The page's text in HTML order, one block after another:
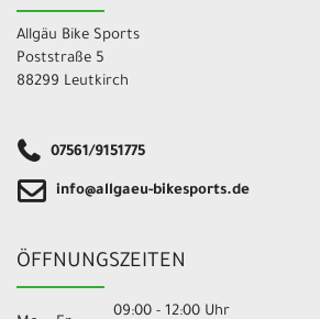
Allgäu Bike Sports
Poststraße 5
88299 Leutkirch
07561/9151775
info@allgaeu-bikesports.de
ÖFFNUNGSZEITEN
09:00 - 12:00 Uhr